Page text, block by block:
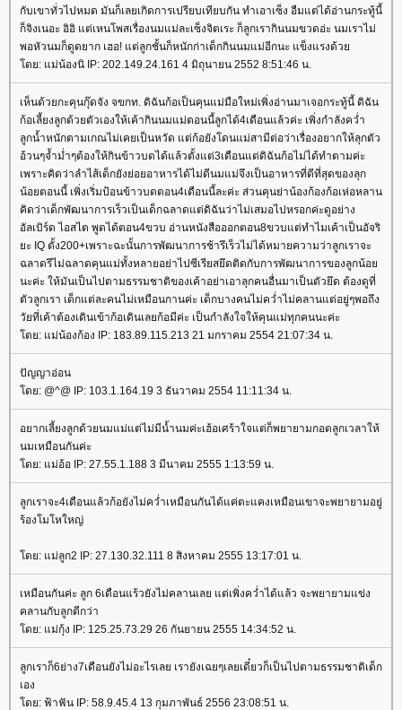
กับเขาทั่วไปหมด มันก็เลยเกิดการเปรียบเทียบกัน ทำเอาเซ็ง อืมแต่ได้อ่านกระทู้นี้
ก็จิงเนอะ อิอิ แต่เหนโพสเรื่องนมแม่ละเซ็งจิตเระ ก็ลูกเรากินนมขวดอ่ะ นมเราไม่
พอหัวนมก็ดูดยาก เฮอ! แต่ลูกชั้นก็หนักก่าเด็กกินนมแม่อีกนะ แข็งแรงด้ว
ดย: แม่น้องนิ IP: 202.149.24.161 4 มิถุนายน 2552 8:51:46 น.
เห็นด้วยกะคุนกุ๊ดจัง จขกท. ดิฉันก้อเป็นคุนแม่มือใหม่เพิ่งอ่านมาเจอกระทู้นี้ ดิฉัน
ก้อเลี้ยงลูกด้วยตัวเองให้เค้ากินนมแม่ตอนนี้ลูกได้4เดือนแล้วค่ะ เพิ่งกำลังคว่ำ
ลูกน้ำหนักตามเกณไม่เคยเป็นหวัด แต่ก้อยังโดนแม่สามีต่อว่าเรื่องอยากให้ลุกตัว
อ้วนๆจ้ำม่ำๆต้องให้กินข้าวบดได้แล้วตั้งแต่3เดือนแต่ดิฉันก้อไม่ได้ทำตามค่ะ
เพราะคิดว่าลำไส้เด็กยังย่อยอาหารได้ไม่ดีนมแม่จึงเป็นอาหารที่ดีที่สุดของลุก
น้อยตอนนี้ เพิ่งเริ่มป้อนข้าวบดตอน4เดือนนี้ละค่ะ ส่วนคุนย่าน้องก้องก้อเห่อหลาน
คิดว่าเด็กพัฒนาการเร็วเป็นเด็กฉลาดแต่ดิฉันว่าไม่เสมอไปหรอกค่ะดูอย่าง
อัลเบิร์ด ไอสไต พูดได้ตอน4ขวบ อ่านหนังสือออกตอน8ขวบแต่ทำไมเค้าเป็นอัจริ
ะ IQ ตั้ง200+เพราะฉะนั้นการพัฒนาการช้ารึเร็วไม่ได้หมายความว่าลูกเราจะ
ฉลาดรึไม่ฉลาดคุนแม่ทั้งหลายอย่าไปซีเรียสยึดติดกับการพัฒนาการของลูกน้อ
นะค่ะ ให้มันเป็นไปตามธรรมชาติของเค้าอย่าเอาลุกคนอื่นมาเป็นตัวยึด ต้องดูที่
ตัวลูกเรา เด็กแต่ละคนไม่เหมือนกานค่ะ เด็กบางคนไม่คว่ำไม่คลานแต่อยู่ๆพอถึง
วัยที่เค้าต้องเดินเข้าก้อเดินเลยก้อมีค่ะ เป็นกำลังใจให้คุนแม่ทุกคนนะค่ะ
ดย: แม่น้องก้อง IP: 183.89.115.213 21 มกราคม 2554 21:07:34 น.
ปัญญาอ่อน
ดย: @^@ IP: 103.1.164.19 3 ธันวาคม 2554 11:11:34 น.
อยากเลี้ยงลูกด้วยนมแม่แต่ไม่มีน้ำนมค่ะเฮ้อเศร้าใจแต่ก็พยายามกอดลูกเวลาให้
นมเหมือนกันค่ะ
ดย: แม่อ้อ IP: 27.55.1.188 3 มีนาคม 2555 1:13:59 น.
ลูกเราจะ4เดือนแล้วก้อยังไม่คว่ำเหมือนกันได้แค่ตะแคงเหมือนเขาจะพยายามอยู่
ร้องโมโหใหญ่
ดย: แม่ลูก2 IP: 27.130.32.111 8 สิงหาคม 2555 13:17:01 น.
เหมือนกันค่ะ ลูก 6เดือนแร้วยังไม่คลานเลย แต่เพิ่งคว่ำได้แล้ว จะพยายามแข่ง
คลานกับลูกดีกว่า
ดย: แม่กุ้ง IP: 125.25.73.29 26 กันยายน 2555 14:34:52 น.
ลูกเราก็6ย่าง7เดือนยังไม่อะไรเลย เรายังเฉยๆเลยเดี๋ยวก็เป็นไปตามธรรมชาติเด็ก
เอง
ดย: ฟ้าฟัน IP: 58.9.45.4 13 กุมภาพันธ์ 2556 23:08:51 น.